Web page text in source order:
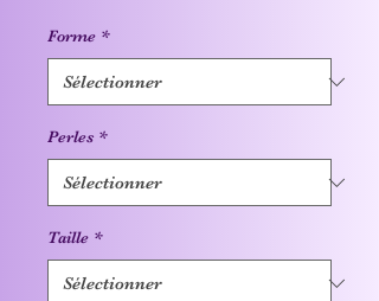
Forme *
Perles *
Taille *